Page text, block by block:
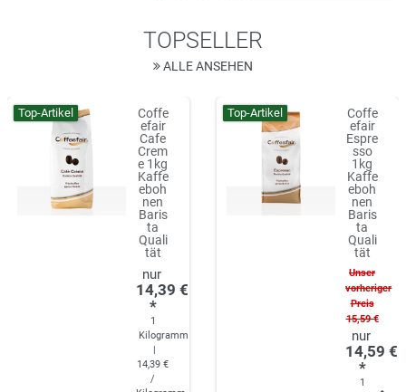
TOPSELLER
ALLE ANSEHEN
Top-Artikel
Coffe
efair
Cafe
Crem
e 1kg
Kaffe
eboh
nen
Baris
ta
Quali
tät
14,39 €
*
1
Kilogramm
|
14,39 €
/
Top-Artikel
Coffe
efair
Espre
sso
1kg
Kaffe
eboh
nen
Baris
ta
Quali
tät
Unser
vorheriger
Preis
15,59 €
14,59 €
*
1